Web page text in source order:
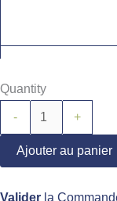
Quantity
- +
Ajouter au panier
Valider la